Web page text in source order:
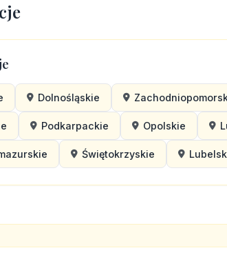
Dolnośląskie
Podkarpackie Opolskie
Świętokrzyskie